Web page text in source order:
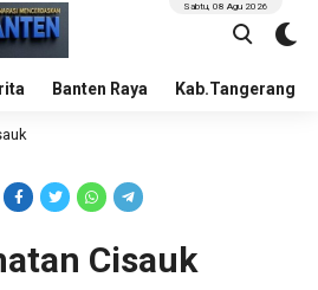
Banten Raya Kab.Tangerang
Sabtu, 08 Agu 2026
Cisauk